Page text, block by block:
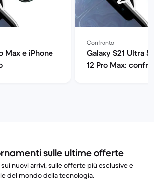
Max e iPhone
Confronto
Galaxy S21 Ultra
12 Pro Max:
sulle ultime offerte
nuovi arrivi, sulle offerte più esclusive e
del mondo della tecnologia.